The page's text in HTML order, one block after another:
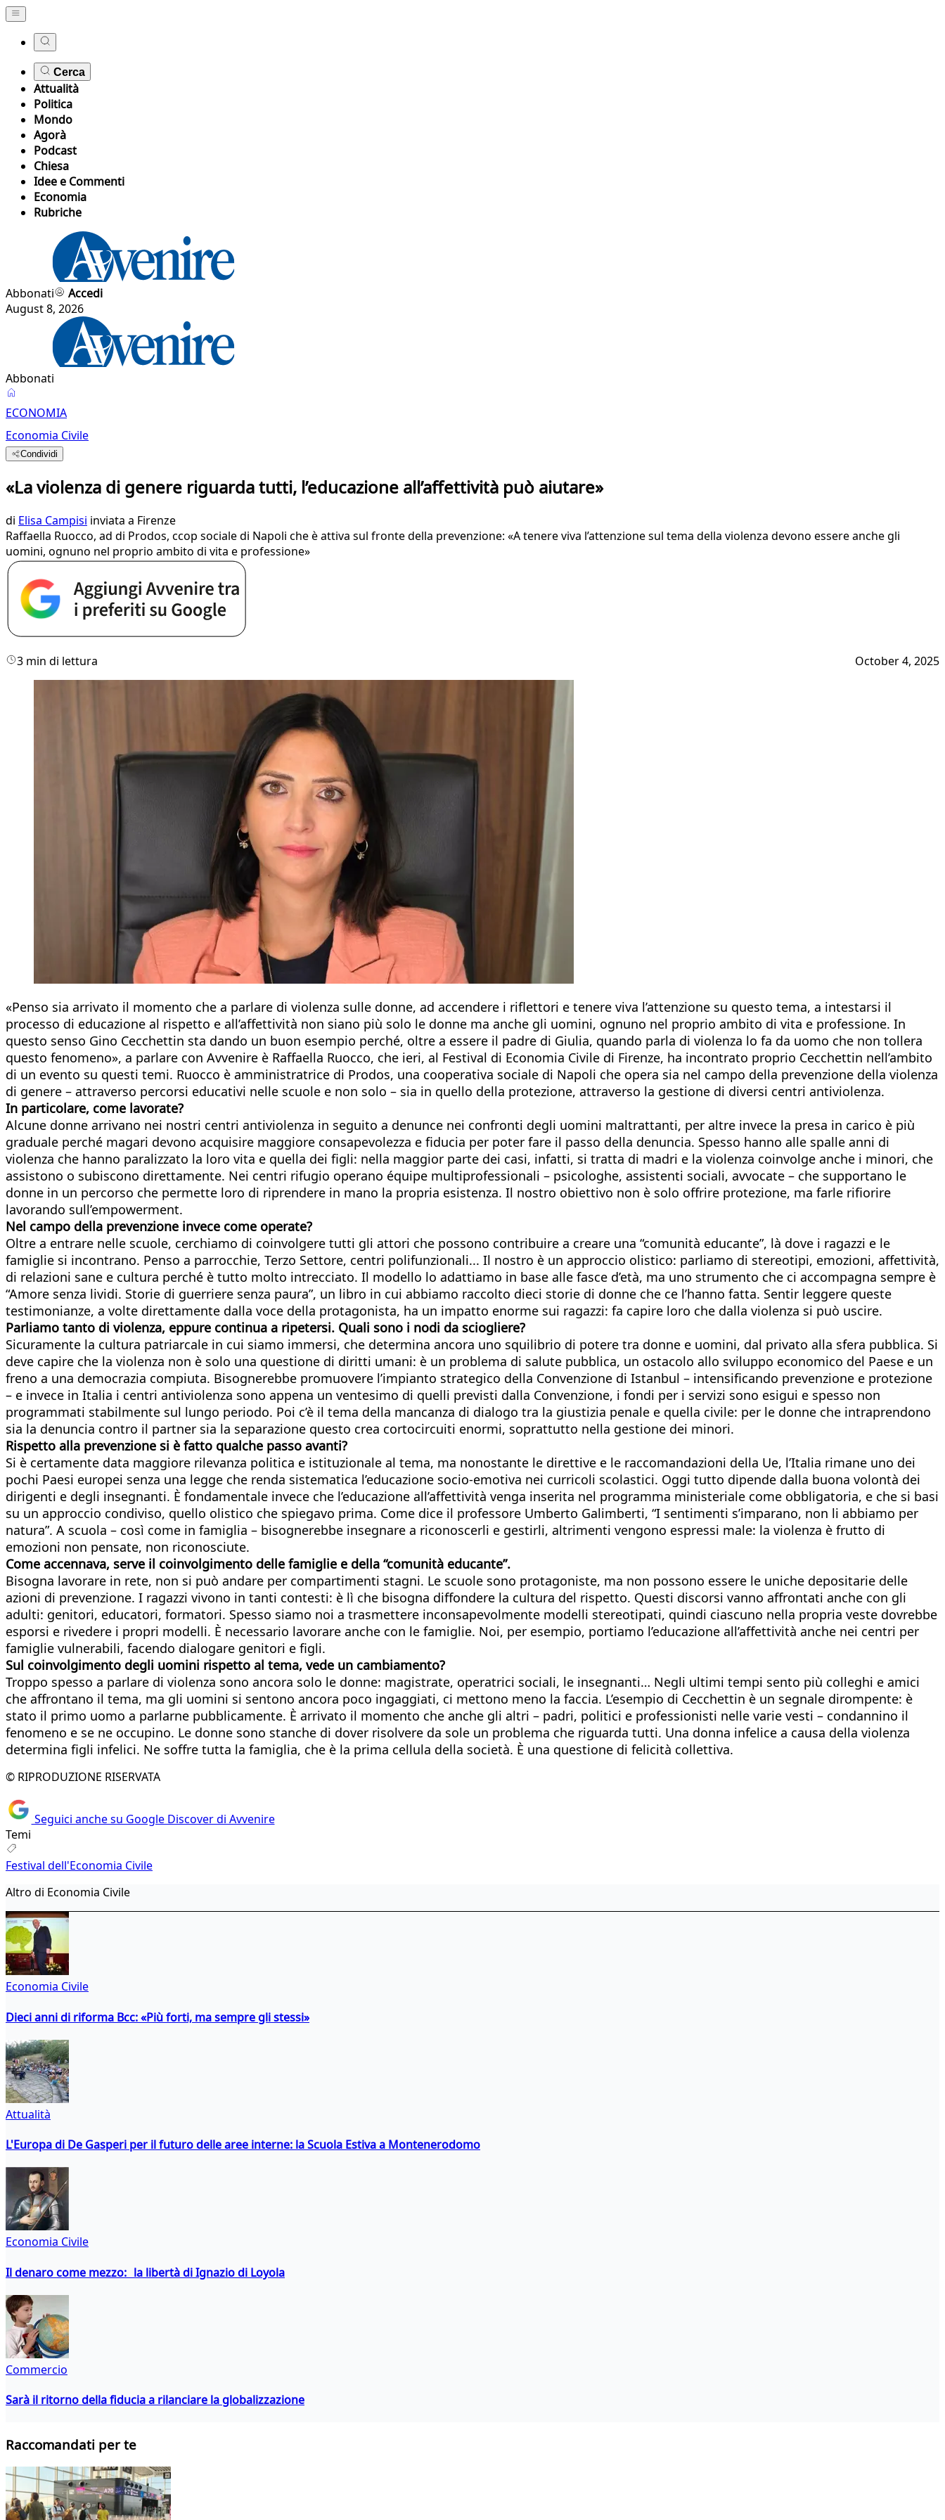
Cerca
Attualità
Politica
Mondo
Agorà
Podcast
Chiesa
Idee e Commenti
Economia
Rubriche
Abbonati
Accedi
August 8, 2026
Abbonati
ECONOMIA
Economia Civile
Condividi
«La violenza di genere riguarda tutti, l’educazione all’affettività può aiutare»
di Elisa Campisi inviata a Firenze
Raffaella Ruocco, ad di Prodos, ccop sociale di Napoli che è attiva sul fronte della prevenzione: «A tenere viva l’attenzione sul tema della violenza devono essere anche gli
uomini, ognuno nel proprio ambito di vita e professione»
3 min di lettura October 4, 2025
«Penso sia arrivato il momento che a parlare di violenza sulle donne, ad accendere i riflettori e tenere viva l’attenzione su questo tema, a intestarsi il
processo di educazione al rispetto e all’affettività non siano più solo le donne ma anche gli uomini, ognuno nel proprio ambito di vita e professione. In
questo senso Gino Cecchettin sta dando un buon esempio perché, oltre a essere il padre di Giulia, quando parla di violenza lo fa da uomo che non tollera
questo fenomeno», a parlare con Avvenire è Raffaella Ruocco, che ieri, al Festival di Economia Civile di Firenze, ha incontrato proprio Cecchettin nell’ambito
di un evento su questi temi. Ruocco è amministratrice di Prodos, una cooperativa sociale di Napoli che opera sia nel campo della prevenzione della violenza
di genere – attraverso percorsi educativi nelle scuole e non solo – sia in quello della protezione, attraverso la gestione di diversi centri antiviolenza.
In particolare, come lavorate?
Alcune donne arrivano nei nostri centri antiviolenza in seguito a denunce nei confronti degli uomini maltrattanti, per altre invece la presa in carico è più
graduale perché magari devono acquisire maggiore consapevolezza e fiducia per poter fare il passo della denuncia. Spesso hanno alle spalle anni di
violenza che hanno paralizzato la loro vita e quella dei figli: nella maggior parte dei casi, infatti, si tratta di madri e la violenza coinvolge anche i minori, che
assistono o subiscono direttamente. Nei centri rifugio operano équipe multiprofessionali – psicologhe, assistenti sociali, avvocate – che supportano le
donne in un percorso che permette loro di riprendere in mano la propria esistenza. Il nostro obiettivo non è solo offrire protezione, ma farle rifiorire
lavorando sull’empowerment.
Nel campo della prevenzione invece come operate?
Oltre a entrare nelle scuole, cerchiamo di coinvolgere tutti gli attori che possono contribuire a creare una “comunità educante”, là dove i ragazzi e le
famiglie si incontrano. Penso a parrocchie, Terzo Settore, centri polifunzionali... Il nostro è un approccio olistico: parliamo di stereotipi, emozioni, affettività,
di relazioni sane e cultura perché è tutto molto intrecciato. Il modello lo adattiamo in base alle fasce d’età, ma uno strumento che ci accompagna sempre è
“Amore senza lividi. Storie di guerriere senza paura”, un libro in cui abbiamo raccolto dieci storie di donne che ce l’hanno fatta. Sentir leggere queste
testimonianze, a volte direttamente dalla voce della protagonista, ha un impatto enorme sui ragazzi: fa capire loro che dalla violenza si può uscire.
Parliamo tanto di violenza, eppure continua a ripetersi. Quali sono i nodi da sciogliere?
Sicuramente la cultura patriarcale in cui siamo immersi, che determina ancora uno squilibrio di potere tra donne e uomini, dal privato alla sfera pubblica. Si
deve capire che la violenza non è solo una questione di diritti umani: è un problema di salute pubblica, un ostacolo allo sviluppo economico del Paese e un
freno a una democrazia compiuta. Bisognerebbe promuovere l’impianto strategico della Convenzione di Istanbul – intensificando prevenzione e protezione
– e invece in Italia i centri antiviolenza sono appena un ventesimo di quelli previsti dalla Convenzione, i fondi per i servizi sono esigui e spesso non
programmati stabilmente sul lungo periodo. Poi c’è il tema della mancanza di dialogo tra la giustizia penale e quella civile: per le donne che intraprendono
sia la denuncia contro il partner sia la separazione questo crea cortocircuiti enormi, soprattutto nella gestione dei minori.
Rispetto alla prevenzione si è fatto qualche passo avanti?
Si è certamente data maggiore rilevanza politica e istituzionale al tema, ma nonostante le direttive e le raccomandazioni della Ue, l’Italia rimane uno dei
pochi Paesi europei senza una legge che renda sistematica l’educazione socio-emotiva nei curricoli scolastici. Oggi tutto dipende dalla buona volontà dei
dirigenti e degli insegnanti. È fondamentale invece che l’educazione all’affettività venga inserita nel programma ministeriale come obbligatoria, e che si basi
su un approccio condiviso, quello olistico che spiegavo prima. Come dice il professore Umberto Galimberti, “I sentimenti s’imparano, non li abbiamo per
natura”. A scuola – così come in famiglia – bisognerebbe insegnare a riconoscerli e gestirli, altrimenti vengono espressi male: la violenza è frutto di
emozioni non pensate, non riconosciute.
Come accennava, serve il coinvolgimento delle famiglie e della “comunità educante”.
Bisogna lavorare in rete, non si può andare per compartimenti stagni. Le scuole sono protagoniste, ma non possono essere le uniche depositarie delle
azioni di prevenzione. I ragazzi vivono in tanti contesti: è lì che bisogna diffondere la cultura del rispetto. Questi discorsi vanno affrontati anche con gli
adulti: genitori, educatori, formatori. Spesso siamo noi a trasmettere inconsapevolmente modelli stereotipati, quindi ciascuno nella propria veste dovrebbe
esporsi e rivedere i propri modelli. È necessario lavorare anche con le famiglie. Noi, per esempio, portiamo l’educazione all’affettività anche nei centri per
famiglie vulnerabili, facendo dialogare genitori e figli.
Sul coinvolgimento degli uomini rispetto al tema, vede un cambiamento?
Troppo spesso a parlare di violenza sono ancora solo le donne: magistrate, operatrici sociali, le insegnanti… Negli ultimi tempi sento più colleghi e amici
che affrontano il tema, ma gli uomini si sentono ancora poco ingaggiati, ci mettono meno la faccia. L’esempio di Cecchettin è un segnale dirompente: è
stato il primo uomo a parlarne pubblicamente. È arrivato il momento che anche gli altri – padri, politici e professionisti nelle varie vesti – condannino il
fenomeno e se ne occupino. Le donne sono stanche di dover risolvere da sole un problema che riguarda tutti. Una donna infelice a causa della violenza
determina figli infelici. Ne soffre tutta la famiglia, che è la prima cellula della società. È una questione di felicità collettiva.
© RIPRODUZIONE RISERVATA
Seguici anche su Google Discover di Avvenire
Temi
Festival dell'Economia Civile
Altro di Economia Civile
Economia Civile
Dieci anni di riforma Bcc: «Più forti, ma sempre gli stessi»
Attualità
L'Europa di De Gasperi per il futuro delle aree interne: la Scuola Estiva a Montenerodomo
Economia Civile
Il denaro come mezzo: la libertà di Ignazio di Loyola
Commercio
Sarà il ritorno della fiducia a rilanciare la globalizzazione
Raccomandati per te